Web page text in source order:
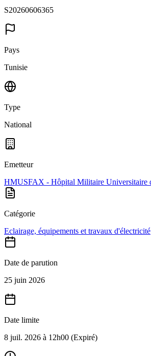
S20260606365
Pays
Tunisie
Type
National
Emetteur
HMUSFAX - Hôpital Militaire Universitaire
Catégorie
Eclairage, équipements et travaux d'électricité
Date de parution
25 juin 2026
Date limite
8 juil. 2026 à 12h00 (Expiré)